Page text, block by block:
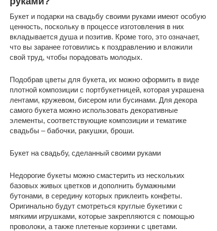
Букет и подарки на свадьбу своими руками имеют особую
ценность, поскольку в процессе изготовления в них
вкладывается душа и позитив. Кроме того, это означает,
что вы заранее готовились к поздравлению и вложили
свой труд, чтобы порадовать молодых.
Подобрав цветы для букета, их можно оформить в виде
плотной композиции с портбукетницей, которая украшена
лентами, кружевом, бисером или бусинами. Для декора
самого букета можно использовать декоративные
элементы, соответствующие композиции и тематике
свадьбы – бабочки, ракушки, броши.
Букет на свадьбу, сделанный своими руками
Недорогие букеты можно смастерить из нескольких
базовых живых цветков и дополнить бумажными
бутонами, в середину которых приклеить конфеты.
Оригинально будут смотреться круглые букетики с
мягкими игрушками, которые закрепляются с помощью
проволоки, а также плетеные корзинки с цветами.